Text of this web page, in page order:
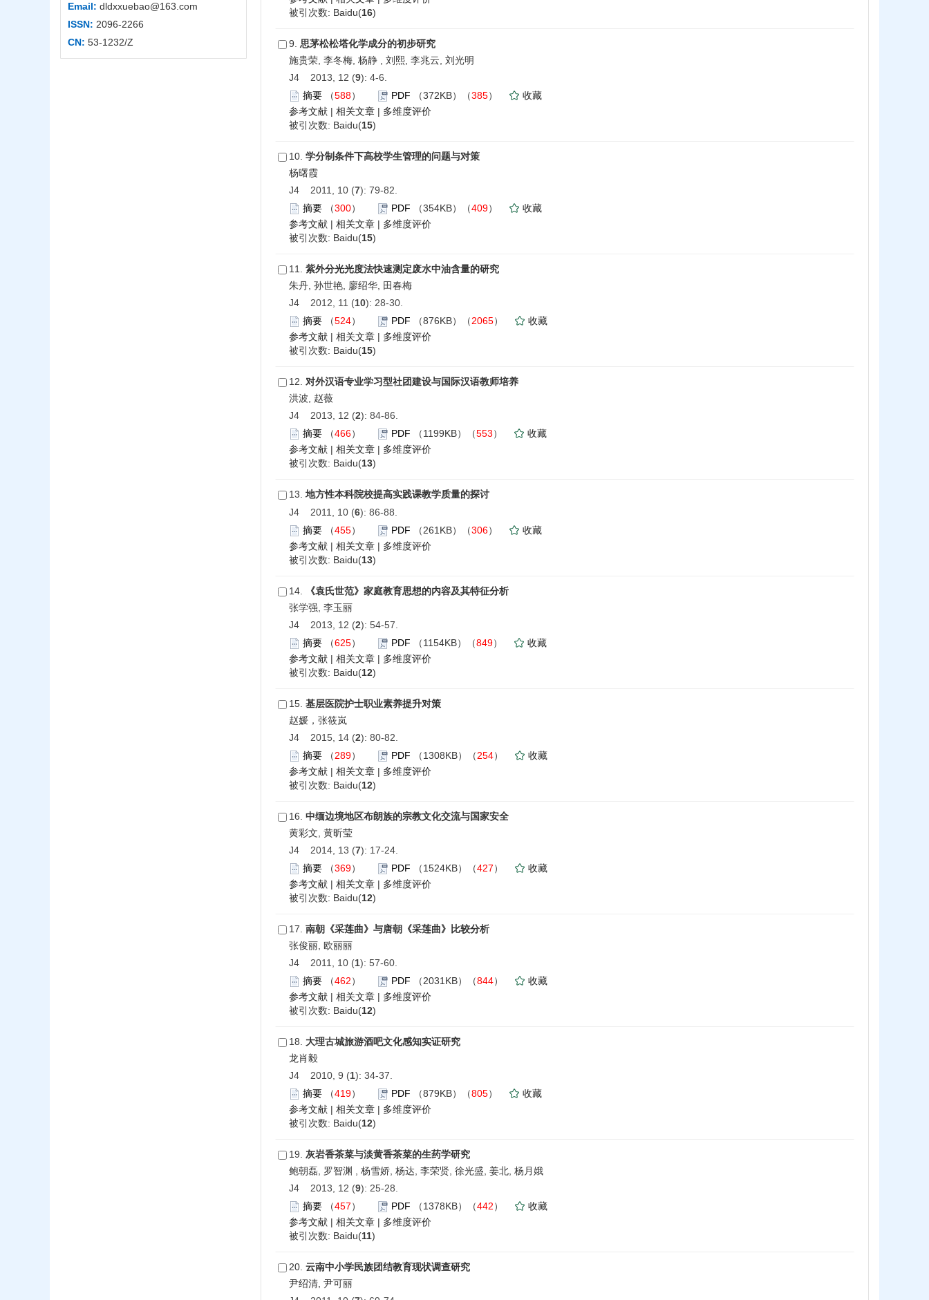
Email: dldxxuebao@163.com
ISSN: 2096-2266
CN: 53-1232/Z
被引次数: Baidu(16)
9. 思茅松松塔化学成分的初步研究
施贵荣, 李冬梅, 杨静 , 刘熙, 李兆云, 刘光明
J4 2013, 12 (9): 4-6.
摘要 （588） PDF （372KB）（385）
收藏
参考文献 | 相关文章 | 多维度评价
被引次数: Baidu(15)
10. 学分制条件下高校学生管理的问题与对策
杨曙霞
J4 2011, 10 (7): 79-82.
摘要 （300） PDF （354KB）（409）
收藏
参考文献 | 相关文章 | 多维度评价
被引次数: Baidu(15)
11. 紫外分光光度法快速测定废水中油含量的研究
朱丹, 孙世艳, 廖绍华, 田春梅
J4 2012, 11 (10): 28-30.
摘要 （524） PDF （876KB）（2065）
收藏
参考文献 | 相关文章 | 多维度评价
被引次数: Baidu(15)
12. 对外汉语专业学习型社团建设与国际汉语教师培养
洪波, 赵薇
J4 2013, 12 (2): 84-86.
摘要 （466） PDF （1199KB）（553）
收藏
参考文献 | 相关文章 | 多维度评价
被引次数: Baidu(13)
13. 地方性本科院校提高实践课教学质量的探讨
J4 2011, 10 (6): 86-88.
摘要 （455） PDF （261KB）（306）
收藏
参考文献 | 相关文章 | 多维度评价
被引次数: Baidu(13)
14.
《袁氏世范》家庭教育思想的内容及其特征分析
张学强, 李玉丽
J4 2013, 12 (2): 54-57.
摘要 （625） PDF （1154KB）（849）
收藏
参考文献 | 相关文章 | 多维度评价
被引次数: Baidu(12)
15. 基层医院护士职业素养提升对策
赵媛，张筱岚
J4 2015, 14 (2): 80-82.
摘要 （289） PDF （1308KB）（254）
收藏
参考文献 | 相关文章 | 多维度评价
被引次数: Baidu(12)
16. 中缅边境地区布朗族的宗教文化交流与国家安全
黄彩文, 黄昕莹
J4 2014, 13 (7): 17-24.
摘要 （369） PDF （1524KB）（427）
收藏
参考文献 | 相关文章 | 多维度评价
被引次数: Baidu(12)
17. 南朝《采莲曲》与唐朝《采莲曲》比较分析
张俊丽, 欧丽丽
J4 2011, 10 (1): 57-60.
摘要 （462） PDF （2031KB）（844）
收藏
参考文献 | 相关文章 | 多维度评价
被引次数: Baidu(12)
18. 大理古城旅游酒吧文化感知实证研究
龙肖毅
J4 2010, 9 (1): 34-37.
摘要 （419） PDF （879KB）（805）
收藏
参考文献 | 相关文章 | 多维度评价
被引次数: Baidu(12)
19. 灰岩香茶菜与淡黄香茶菜的生药学研究
鲍朝磊, 罗智渊 , 杨雪娇, 杨达, 李荣贤, 徐光盛, 姜北, 杨月娥
J4 2013, 12 (9): 25-28.
摘要 （457） PDF （1378KB）（442）
收藏
参考文献 | 相关文章 | 多维度评价
被引次数: Baidu(11)
20. 云南中小学民族团结教育现状调查研究
尹绍清, 尹可丽